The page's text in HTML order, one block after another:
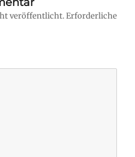
veröffentlicht.Erforderliche